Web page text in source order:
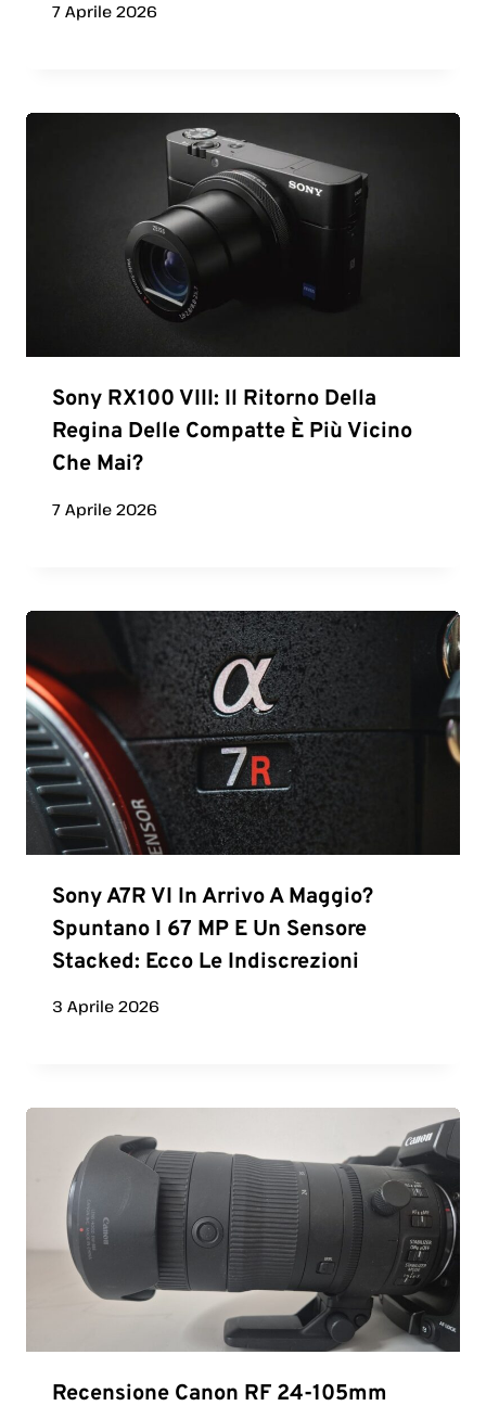
7 Aprile 2026
Sony RX100 VIII: Il Ritorno Della
Regina Delle Compatte È Più Vicino
Che Mai?
7 Aprile 2026
Sony A7R VI In Arrivo A Maggio?
Spuntano I 67 MP E Un Sensore
Stacked: Ecco Le Indiscrezioni
3 Aprile 2026
Recensione Canon RF 24-105mm